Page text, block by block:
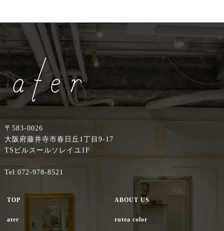
〒583-0026
大阪府藤井寺市春日丘1丁目9-17
TSビルスールソレイユ1F
Tel:072-978-8521
TOP ABOUT US
ater rutea color